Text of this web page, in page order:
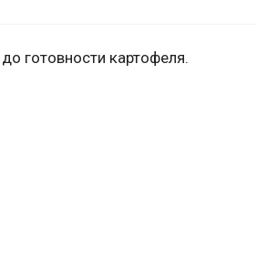
готовности картофеля.